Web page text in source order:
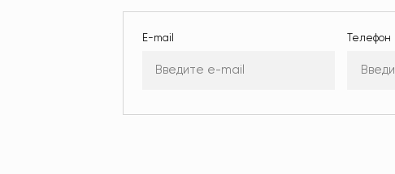
E-mail Телефон